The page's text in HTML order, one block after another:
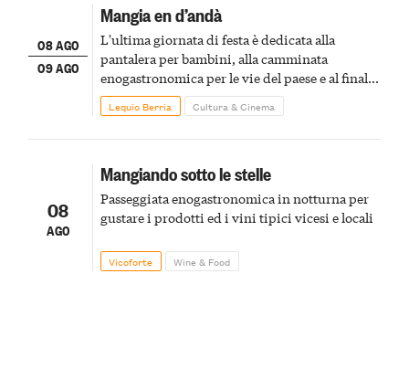
08 AGO
09 AGO
Mangia en d’andà
L'ultima giornata di festa è dedicata alla
pantalera per bambini, alla camminata
enogastronomica per le vie del paese e al finale
pirotecnico
Lequio Berria Cultura & Cinema
08
AGO
Mangiando sotto le stelle
Passeggiata enogastronomica in notturna per
gustare i prodotti ed i vini tipici vicesi e locali
Vicoforte Wine & Food